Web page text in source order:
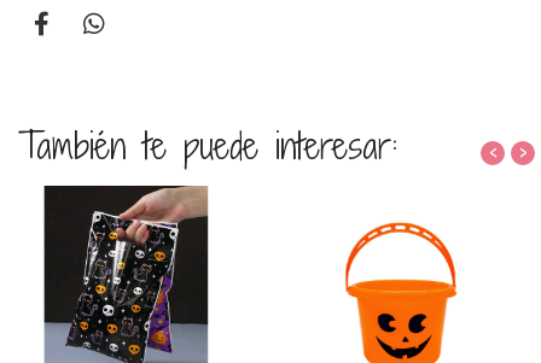
También te puede interesar: ‹ ›